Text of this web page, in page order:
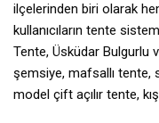
ilçelerinden biri olarak
kullanıcıların tente
Tente, Üsküdar Bulgurlu
şemsiye, mafsallı
model çift açılır tente,